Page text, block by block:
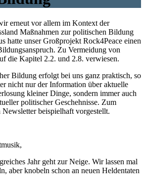
erneut vor allem im Kontext der
Maßnahmen zur politischen Bildung
hatte unser Großprojekt Rock4Peace einen
Zu Vermeidung von
die Kapitel 2.2. und 2.8. verwiesen.
Bildung erfolgt bei uns ganz praktisch, so
nicht nur der Information über aktuelle
kleiner Dinge, sondern immer auch
politischer Geschehnisse. Zum
beispielhaft vorgestellt.
Jahr geht zur Neige. Wir lassen mal
aber knobeln schon an neuen Heldentaten